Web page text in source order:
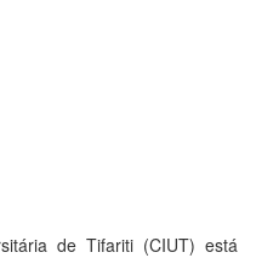
de Tifariti (CIUT) está